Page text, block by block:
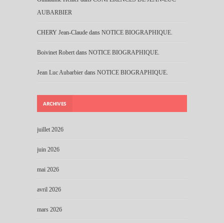
AUBARBIER
CHERY Jean-Claude dans NOTICE BIOGRAPHIQUE.
Boivinet Robert dans NOTICE BIOGRAPHIQUE.
Jean Luc Aubarbier dans NOTICE BIOGRAPHIQUE.
ARCHIVES
juillet 2026
juin 2026
mai 2026
avril 2026
mars 2026